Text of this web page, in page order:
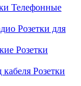
Телефонные
Розетки для
Розетки
Розетки